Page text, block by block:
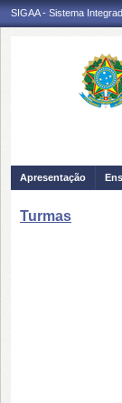
SIGAA - Sistema
Apresentação
Turmas